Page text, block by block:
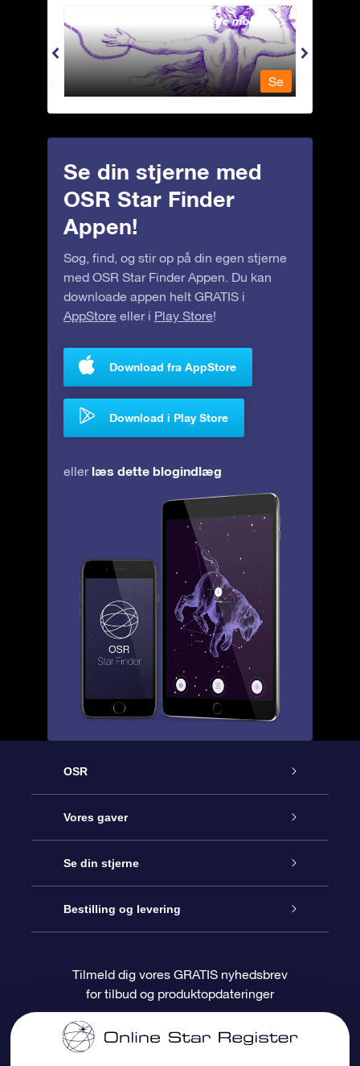
Andromeda - Den lænkede mø
Se
Se din stjerne med
OSR Star Finder
Appen!
Søg, find, og stir op på din egen stjerne
med OSR Star Finder Appen. Du kan
downloade appen helt GRATIS i
AppStore eller i Play Store!
Download fra AppStore
Download i Play Store
eller læs dette blogindlæg
OSR
Kundeservice
Kontakt os
Bloggen
Anmeldelser
Vores gaver
Online Stjernegave
OSR Gavepakke
OSR Gavekortet
Firmagaver
Se din stjerne
Star Register
Personliggjort Stjerneside
One Million Stars
Bestilling og levering
Betalingsinformation
Forsendelsesoplysninger
Tilmeld dig vores GRATIS nyhedsbrev
for tilbud og produktopdateringer